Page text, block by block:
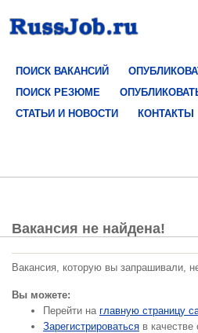
ПОИСК ВАКАНСИЙ
ПОИСК РЕЗЮМЕ
СТАТЬИ И НОВОСТИ
КОНТАКТЫ
Вакансия не найдена!
Вакансия, которую вы запрашивали,
Вы можете:
Перейти на главную страницу
Зарегистрироваться в качестве